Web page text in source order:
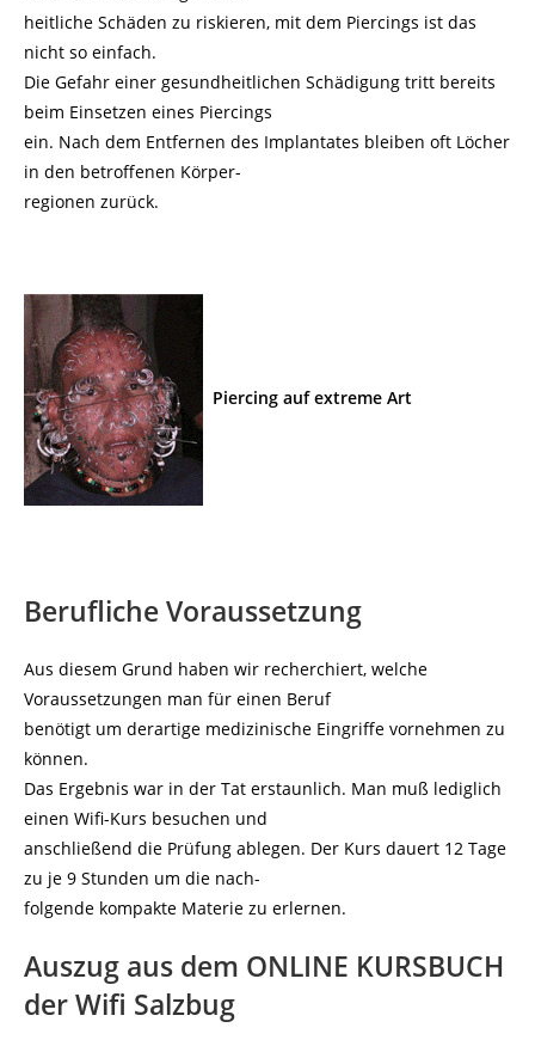
heitliche Schäden zu riskieren, mit dem Piercings ist das
nicht so einfach.
Die Gefahr einer gesundheitlichen Schädigung tritt bereits
beim Einsetzen eines Piercings
ein. Nach dem Entfernen des Implantates bleiben oft Löcher
in den betroffenen Körper-
regionen zurück.
Piercing auf extreme Art
Berufliche Voraussetzung
Aus diesem Grund haben wir recherchiert, welche
Voraussetzungen man für einen Beruf
benötigt um derartige medizinische Eingriffe vornehmen zu
können.
Das Ergebnis war in der Tat erstaunlich. Man muß lediglich
einen Wifi-Kurs besuchen und
anschließend die Prüfung ablegen. Der Kurs dauert 12 Tage
zu je 9 Stunden um die nach-
folgende kompakte Materie zu erlernen.
Auszug aus dem ONLINE KURSBUCH
der Wifi Salzbug